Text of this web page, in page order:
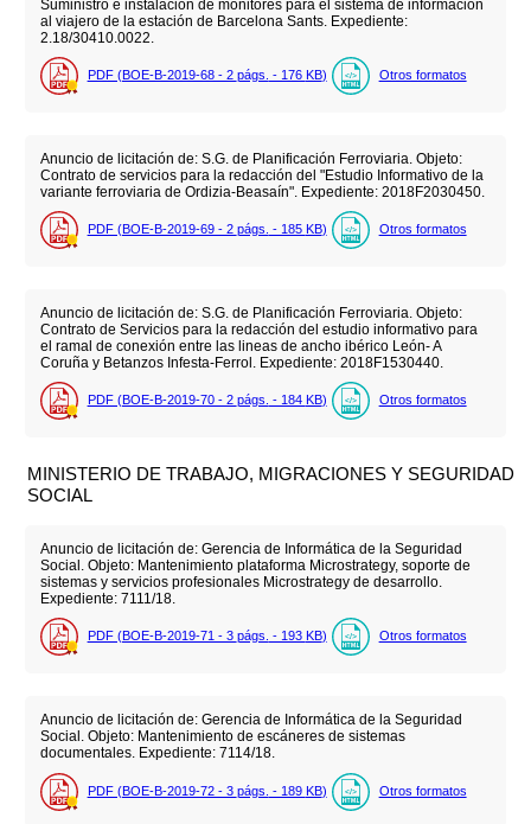
Suministro e instalación de monitores para el sistema de información
al viajero de la estación de Barcelona Sants. Expediente:
2.18/30410.0022.
PDF (BOE-B-2019-68 - 2 págs. - 176 KB) Otros formatos
Anuncio de licitación de: S.G. de Planificación Ferroviaria. Objeto:
Contrato de servicios para la redacción del "Estudio Informativo de la
variante ferroviaria de Ordizia-Beasaín". Expediente: 2018F2030450.
PDF (BOE-B-2019-69 - 2 págs. - 185 KB) Otros formatos
Anuncio de licitación de: S.G. de Planificación Ferroviaria. Objeto:
Contrato de Servicios para la redacción del estudio informativo para
el ramal de conexión entre las lineas de ancho ibérico León- A
Coruña y Betanzos Infesta-Ferrol. Expediente: 2018F1530440.
PDF (BOE-B-2019-70 - 2 págs. - 184 KB) Otros formatos
MINISTERIO DE TRABAJO, MIGRACIONES Y SEGURIDAD
SOCIAL
Anuncio de licitación de: Gerencia de Informática de la Seguridad
Social. Objeto: Mantenimiento plataforma Microstrategy, soporte de
sistemas y servicios profesionales Microstrategy de desarrollo.
Expediente: 7111/18.
PDF (BOE-B-2019-71 - 3 págs. - 193 KB) Otros formatos
Anuncio de licitación de: Gerencia de Informática de la Seguridad
Social. Objeto: Mantenimiento de escáneres de sistemas
documentales. Expediente: 7114/18.
PDF (BOE-B-2019-72 - 3 págs. - 189 KB) Otros formatos